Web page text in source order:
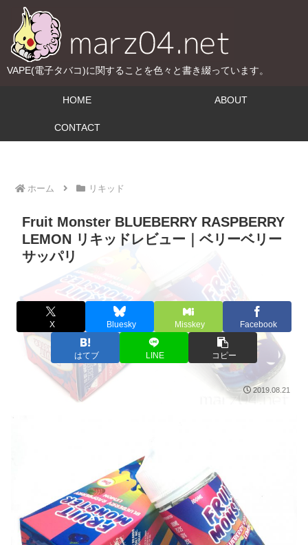
VAPE(電子タバコ)に関することを色々と書き綴っています。
HOME ABOUT
CONTACT
ホーム リキッド
Fruit Monster BLUEBERRY RASPBERRY
LEMON リキッドレビュー｜ベリーベリー
サッパリ
X Bluesky Misskey Facebook
はてブ LINE コピー
2019.08.21